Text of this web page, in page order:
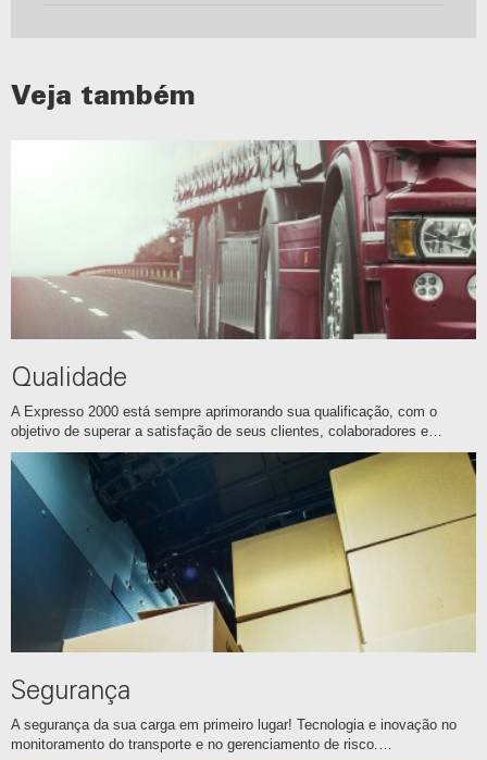
Veja também
Qualidade
A Expresso 2000 está sempre aprimorando sua qualificação, com o
objetivo de superar a satisfação de seus clientes, colaboradores e…
Segurança
A segurança da sua carga em primeiro lugar! Tecnologia e inovação no
monitoramento do transporte e no gerenciamento de risco.…